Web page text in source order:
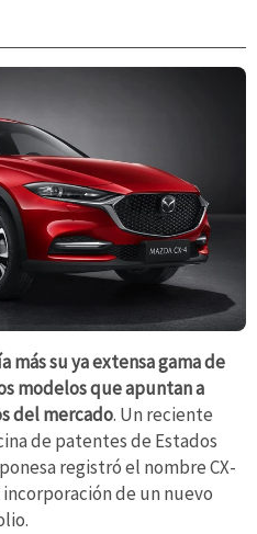
su ya extensa gama de
modelos que apuntan a
del mercado. Un reciente
de patentes de Estados
registró el nombre CX-
de un nuevo